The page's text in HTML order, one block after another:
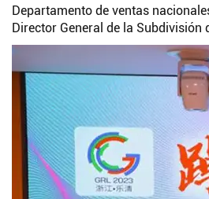
Departamento de ventas
Director General de la Subdivisión